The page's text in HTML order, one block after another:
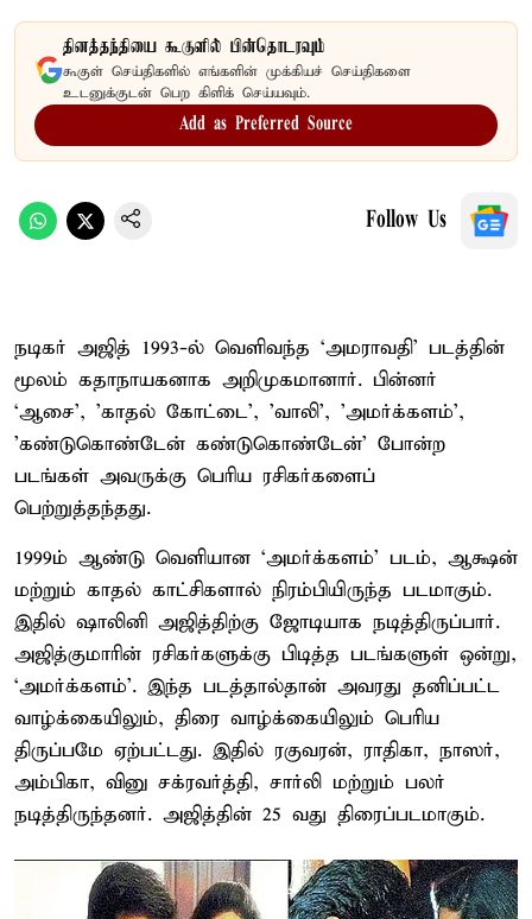
தினத்தந்தியை கூகுளில் பின்தொடரவும்
கூகுள் செய்திகளில் எங்களின் முக்கியச் செய்திகளை
உடனுக்குடன் பெற கிளிக் செய்யவும்.
Add as Preferred Source
Follow Us
நடிகர் அஜித் 1993-ல் வெளிவந்த ‘அமராவதி’ படத்தின்
மூலம் கதாநாயகனாக அறிமுகமானார். பின்னர்
‘ஆசை', 'காதல் கோட்டை', 'வாலி', 'அமர்க்களம்',
'கண்டுகொண்டேன் கண்டுகொண்டேன்’ போன்ற
படங்கள் அவருக்கு பெரிய ரசிகர்களைப்
பெற்றுத்தந்தது.
1999ம் ஆண்டு வெளியான ‘அமர்க்களம்’ படம், ஆக்ஷன்
மற்றும் காதல் காட்சிகளால் நிரம்பியிருந்த படமாகும்.
இதில் ஷாலினி அஜித்திற்கு ஜோடியாக நடித்திருப்பார்.
அஜித்குமாரின் ரசிகர்களுக்கு பிடித்த படங்களுள் ஒன்று,
‘அமர்க்களம்’. இந்த படத்தால்தான் அவரது தனிப்பட்ட
வாழ்க்கையிலும், திரை வாழ்க்கையிலும் பெரிய
திருப்பமே ஏற்பட்டது. இதில் ரகுவரன், ராதிகா, நாஸர்,
அம்பிகா, வினு சக்ரவர்த்தி, சார்லி மற்றும் பலர்
நடித்திருந்தனர். அஜித்தின் 25 வது திரைப்படமாகும்.